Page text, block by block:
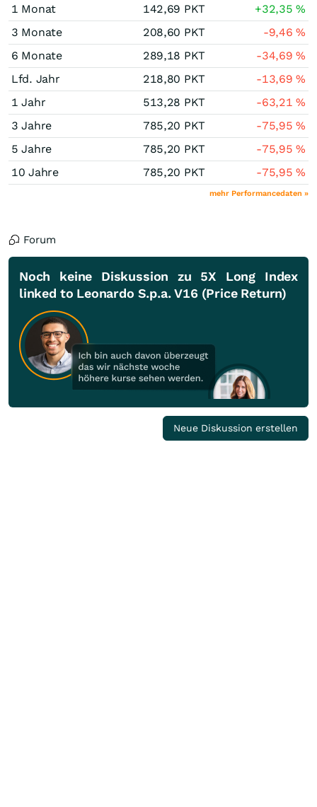
1 Monat
142,69 PKT +32,35%
3 Monate
208,60 PKT -9,46%
6 Monate
289,18 PKT -34,69%
Lfd. Jahr
218,80 PKT -13,69%
1 Jahr
513,28 PKT -63,21%
3 Jahre
785,20 PKT -75,95%
5 Jahre
785,20 PKT -75,95%
10 Jahre
785,20 PKT -75,95%
mehr Performancedaten »
Forum
Noch keine Diskussion zu 5X Long Index
linked to Leonardo S.p.a. V16 (Price Return)
Neue Diskussion erstellen